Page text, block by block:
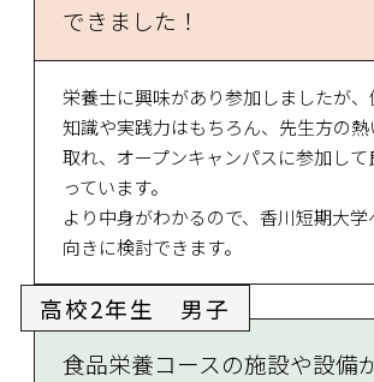
できました！
栄養士に興味があり参加しましたが、
知識や実践力はもちろん、先生方の
取れ、オープンキャンパスに参加して
っています。
より中身がわかるので、香川短期大
向きに検討できます。
高校2年生 男子
食品栄養コースの施設や設備